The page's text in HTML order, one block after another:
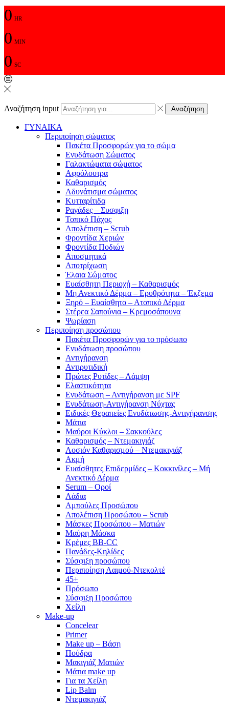
0 HR
0 MIN
0 SC
Αναζήτηση input Αναζήτηση
ΓΥΝΑΙΚΑ
Περιποίηση σώματος
Πακέτα Προσφορών για το σώμα
Ενυδάτωση Σώματος
Γαλακτώματα σώματος
Αφρόλουτρα
Καθαρισμός
Αδυνάτισμα σώματος
Κυτταρίτιδα
Ραγάδες – Συσφιξη
Τοπικό Πάχος
Απολέπιση – Scrub
Φροντίδα Χεριών
Φροντίδα Ποδιών
Αποσμητικά
Αποτρίχωση
Έλαια Σώματος
Ευαίσθητη Περιοχή – Καθαρισμός
Μη Ανεκτικό Δέρμα – Ερυθρότητα – Έκζεμα
Ξηρό – Ευαίσθητο – Ατοπικό Δέρμα
Στέρεα Σαπούνια – Κρεμοσάπουνα
Ψωρίαση
Περιποίηση προσώπου
Πακέτα Προσφορών για το πρόσωπο
Ενυδάτωση προσώπου
Αντιγήρανση
Αντιρυτιδική
Πρώτες Ρυτίδες – Λάμψη
Ελαστικότητα
Ενυδάτωση – Αντιγήρανση με SPF
Ενυδάτωση-Αντιγήρανση Νύχτας
Ειδικές Θεραπείες Ενυδάτωσης-Αντιγήρανσης
Μάτια
Μαύροι Κύκλοι – Σακκούλες
Καθαρισμός – Ντεμακιγιάζ
Λοσιόν Καθαρισμού – Ντεμακιγιάζ
Ακμή
Ευαίσθητες Επιδερμίδες – Κοκκινίλες – Μή
Ανεκτικό Δέρμα
Serum – Οροί
Λάδια
Αμπούλες Προσώπου
Απολέπιση Προσώπου – Scrub
Μάσκες Προσώπου – Ματιών
Μαύρη Μάσκα
Κρέμες BB-CC
Πανάδες-Κηλίδες
Σύσφιξη προσώπου
Περιποίηση Λαιμού-Ντεκολτέ
45+
Πρόσωπο
Σύσφιξη Προσώπου
Χείλη
Make-up
Concelear
Primer
Make up – Βάση
Πούδρα
Μακιγιάζ Ματιών
Μάτια make up
Για τα Χείλη
Lip Balm
Ντεμακιγιάζ